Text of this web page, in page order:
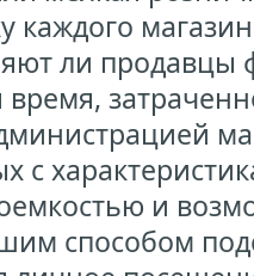
каждого
ли продавцы
время,
с
и
способом